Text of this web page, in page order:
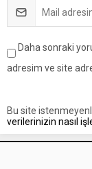
Daha sonraki
adresim ve site
Bu site
verilerinizin nasıl